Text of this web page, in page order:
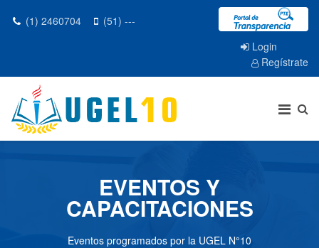
(1) 2460704
(51) ---
Login
Regístrate
EVENTOS Y
CAPACITACIONES
Eventos programados por la UGEL N°10